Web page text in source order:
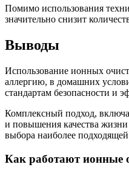
Помимо использования
значительно снизит
Выводы
Использование ионных
аллергию, в домашних
стандартам безопасности и
Комплексный подход,
и повышения качества жизни
выбора наиболее
Как работают ионные